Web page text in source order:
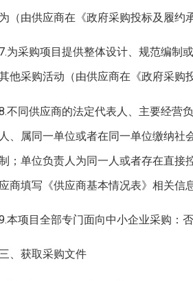
为（由供应商在《政府采购投标及履约
7.为采购项目提供整体设计、规范编制
他采购活动（由供应商在《政府采购
不同供应商的法定代表人、主要经营
人、属同一单位或者在同一单位缴纳
；单位负责人为同一人或者存在直接
应商填写《供应商基本情况表》相关信
本项目全部专门面向中小企业采购：否
、获取采购文件